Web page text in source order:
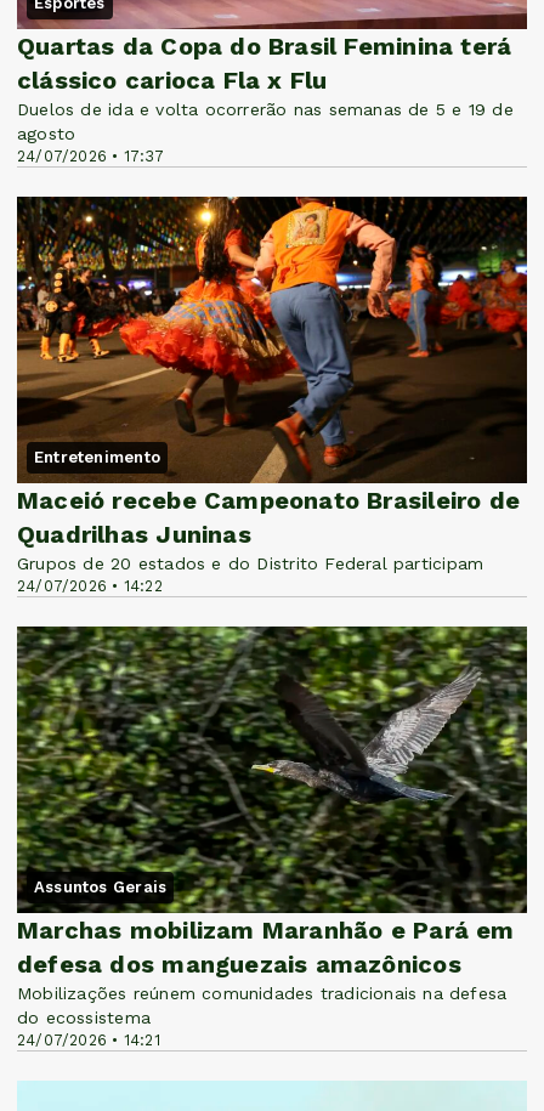
24/07/2026 • 17:37
Quartas da Copa do Brasil Feminina terá
clássico carioca Fla x Flu
Duelos de ida e volta ocorrerão nas semanas de 5 e 19 de
agosto
Entretenimento
24/07/2026 • 14:22
Maceió recebe Campeonato Brasileiro de
Quadrilhas Juninas
Grupos de 20 estados e do Distrito Federal participam
Assuntos Gerais
24/07/2026 • 14:21
Marchas mobilizam Maranhão e Pará em
defesa dos manguezais amazônicos
Mobilizações reúnem comunidades tradicionais na defesa
do ecossistema